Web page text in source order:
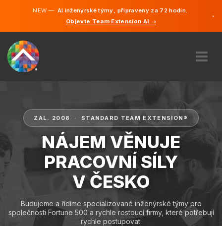
NEW —AI inženýrské týmy, připraveny za 72 hodin.
Objevte Team Extension AI →
×
JAK TO FUNGUJE?
KARIÉRA
NAJMOUT
ZAČÍT
ZAL. 2008 · STANDARD TEAM EXTENSION®
NÁJEM VĚNUJE
PRACOVNÍ SÍLY
V ČESKO
Budujeme a řídíme specializované inženýrské týmy pro
společnosti Fortune 500 a rychle rostoucí firmy, které potřebují
rychle postupovat.